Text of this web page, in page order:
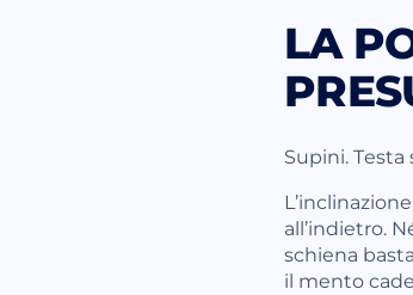
LA
Supini.
all’indietro.
schiena
il mento